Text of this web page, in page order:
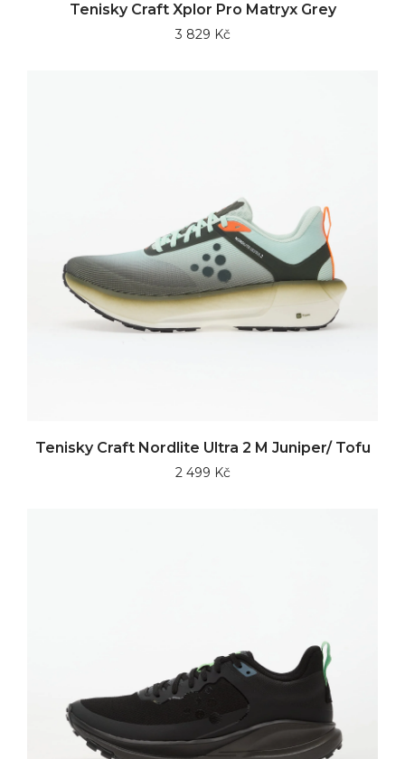
Tenisky Craft Xplor Pro Matryx Grey
3 829 Kč
Tenisky Craft Nordlite Ultra 2 M Juniper/ Tofu
2 499 Kč